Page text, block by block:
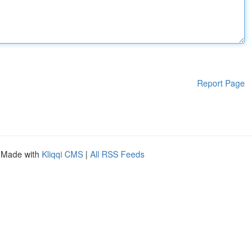
Report Page
with Kliqqi CMS | All RSS Feeds